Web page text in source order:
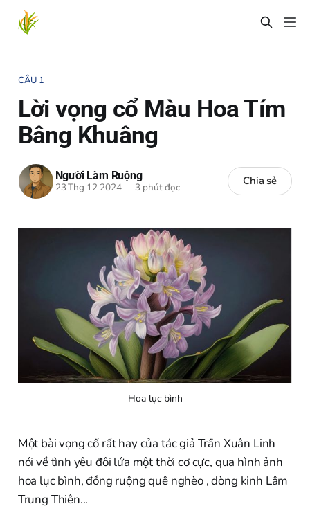
CÂU 1
Lời vọng cổ Màu Hoa Tím
Bâng Khuâng
Người Làm Ruộng
23 Thg 12 2024—3 phút đọc Chia sẻ
Hoa lục bình
Một bài vọng cổ rất hay của tác giả Trần Xuân Linh
nói về tình yêu đôi lứa một thời cơ cực, qua hình ảnh
hoa lục bình, đồng ruộng quê nghèo , dòng kinh Lâm
Trung Thiên...